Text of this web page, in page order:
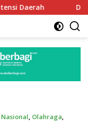
DPR Dorong
Nasional, Olahraga,